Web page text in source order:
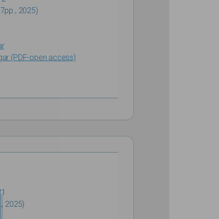
2025)
(PDF-open access)
2025)